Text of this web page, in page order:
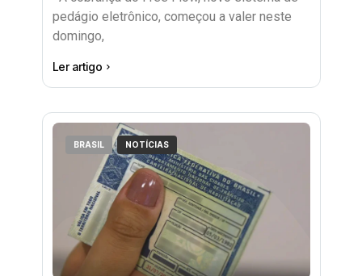
pedágio eletrônico, começou a valer neste
domingo,
Ler artigo
BRASIL NOTÍCIAS